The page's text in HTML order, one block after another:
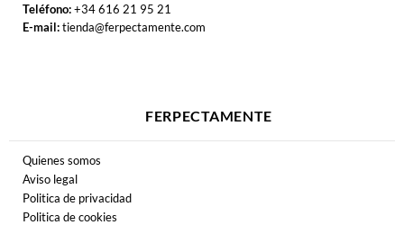
Teléfono:+34 616 21 95 21
E-mail:tienda@ferpectamente.com
FERPECTAMENTE
Quienes somos
Aviso legal
Politica de privacidad
Politica de cookies